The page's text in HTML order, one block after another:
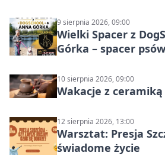
9 sierpnia 2026, 09:00
Wielki Spacer z
Górka – spacer psów
10 sierpnia 2026, 09:00
Wakacje z ceramiką
12 sierpnia 2026, 13:00
Warsztat: Presja
świadome życie